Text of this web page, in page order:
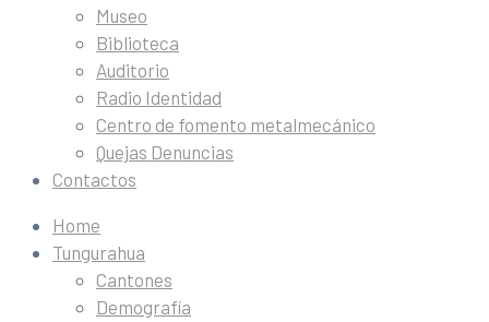
Museo
Biblioteca
Auditorio
Radio Identidad
Centro de fomento metalmecánico
Quejas Denuncias
Contactos
Home
Tungurahua
Cantones
Demografía